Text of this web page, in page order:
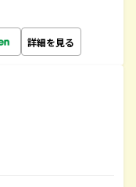
詳細を見る